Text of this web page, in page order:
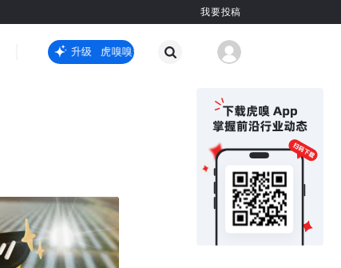
我要投稿
虎嗅嗅全新升级 虎嗅嗅全新升级